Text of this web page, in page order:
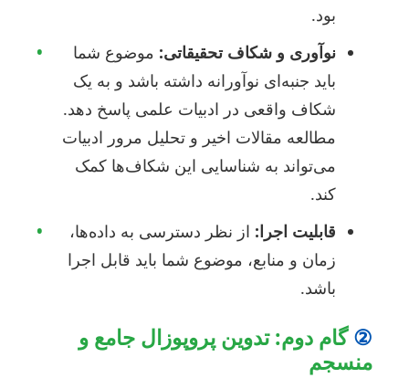
•
نوآوری و شکاف تحقیقاتی:موضوع شما
باید جنبه‌ای نوآورانه داشته باشد و به یک
شکاف واقعی در ادبیات علمی پاسخ دهد.
مطالعه مقالات اخیر و تحلیل مرور ادبیات
می‌تواند به شناسایی این شکاف‌ها کمک
•
قابلیت اجرا:از نظر دسترسی به داده‌ها،
زمان و منابع، موضوع شما باید قابل اجرا
گام دوم: تدوین پروپوزال جامع و